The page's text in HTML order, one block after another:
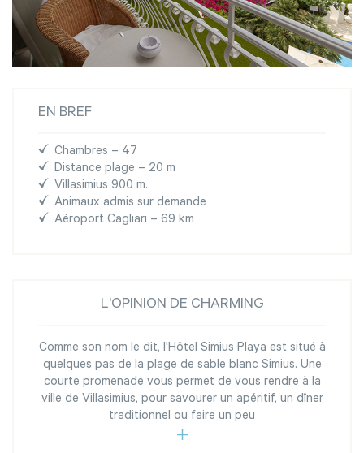
EN BREF
Chambres – 47
Distance plage – 20 m
Villasimius 900 m.
Animaux admis sur demande
Aéroport Cagliari – 69 km
L'OPINION DE CHARMING
Comme son nom le dit, l'Hôtel Simius Playa est situé à
quelques pas de la plage de sable blanc Simius. Une
courte promenade vous permet de vous rendre à la
ville de Villasimius, pour savourer un apéritif, un dîner
traditionnel ou faire un peu